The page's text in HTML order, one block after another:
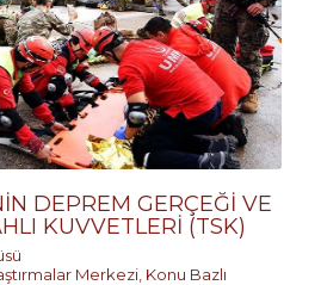
DEPREM GERÇEĞİ VE
KUVVETLERİ (TSK)
Merkezi Konu Bazlı